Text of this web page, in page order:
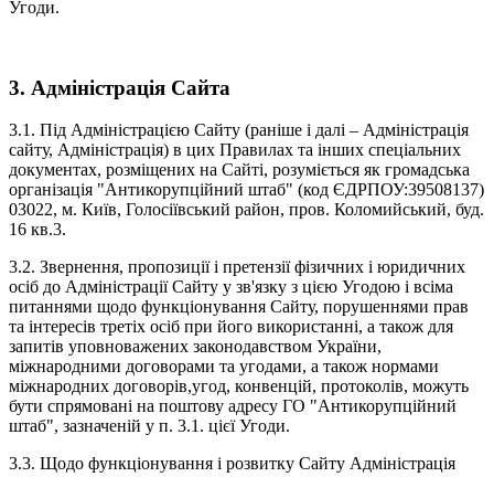
Угоди.
3. Адміністрація Сайта
3.1. Під Адміністрацією Сайту (раніше і далі – Адміністрація
сайту, Адміністрація) в цих Правилах та інших спеціальних
документах, розміщених на Сайті, розуміється як громадська
організація "Антикорупційний штаб" (код ЄДРПОУ:39508137)
03022, м. Київ, Голосіївський район, пров. Коломийський, буд.
16 кв.3.
3.2. Звернення, пропозиції і претензії фізичних і юридичних
осіб до Адміністрації Сайту у зв'язку з цією Угодою і всіма
питаннями щодо функціонування Сайту, порушеннями прав
та інтересів третіх осіб при його використанні, а також для
запитів уповноважених законодавством України,
міжнародними договорами та угодами, а також нормами
міжнародних договорів,угод, конвенцій, протоколів, можуть
бути спрямовані на поштову адресу ГО "Антикорупційний
штаб", зазначеній у п. 3.1. цієї Угоди.
3.3. Щодо функціонування і розвитку Сайту Адміністрація